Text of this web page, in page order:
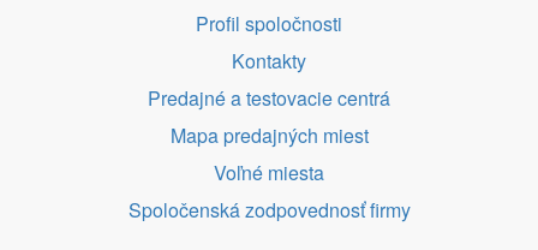
Profil spoločnosti
Kontakty
Predajné a testovacie centrá
Mapa predajných miest
Voľné miesta
Spoločenská zodpovednosť firmy